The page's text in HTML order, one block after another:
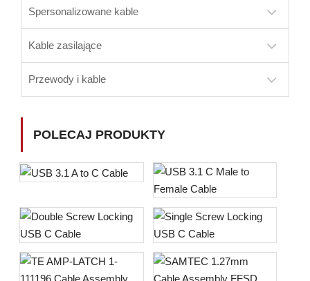
Spersonalizowane kable
Kable zasilające
Przewody i kable
POLECAJ PRODUKTY